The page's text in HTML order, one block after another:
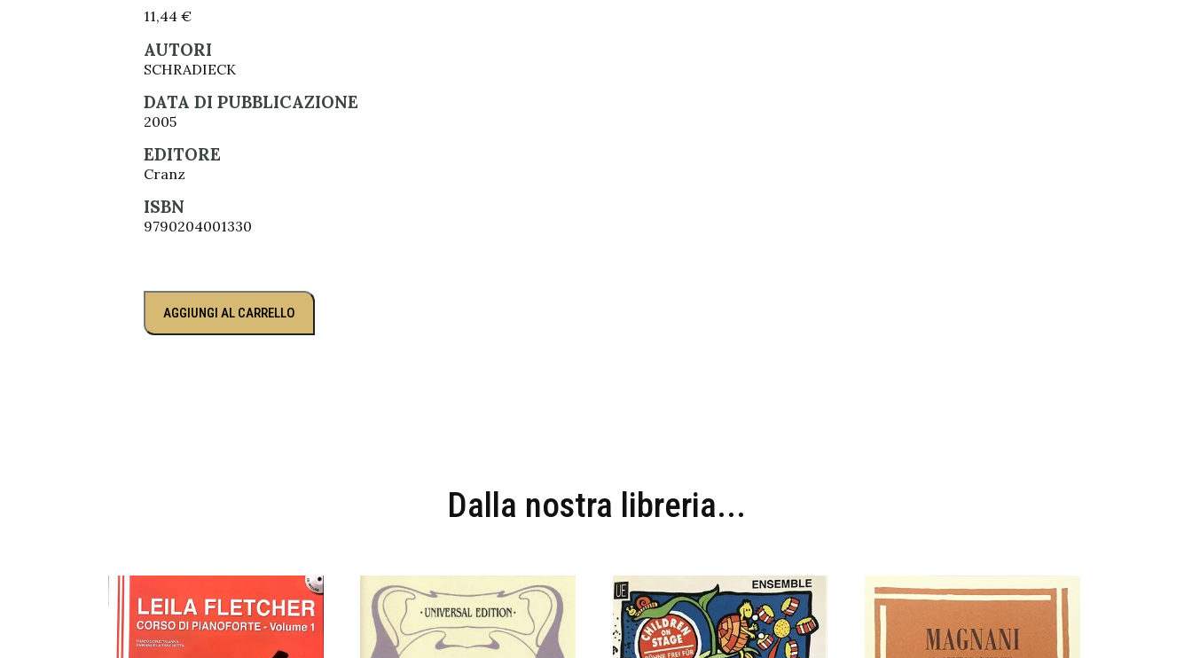
11,44 €
AUTORI
SCHRADIECK
DATA DI PUBBLICAZIONE
2005
EDITORE
Cranz
ISBN
9790204001330
AGGIUNGI AL CARRELLO
Dalla nostra libreria...